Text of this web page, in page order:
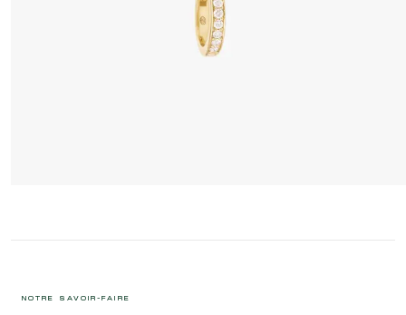
NOTRE SAVOIR-FAIRE